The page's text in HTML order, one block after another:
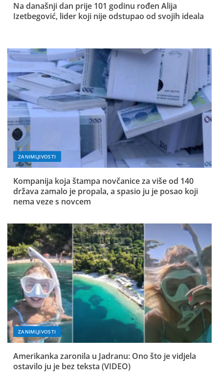
Na današnji dan prije 101 godinu rođen Alija
Izetbegović, lider koji nije odstupao od svojih ideala
ZANIMLJIVOSTI
Kompanija koja štampa novčanice za više od 140
država zamalo je propala, a spasio ju je posao koji
nema veze s novcem
ZANIMLJIVOSTI
Amerikanka zaronila u Jadranu: Ono što je vidjela
ostavilo ju je bez teksta (VIDEO)